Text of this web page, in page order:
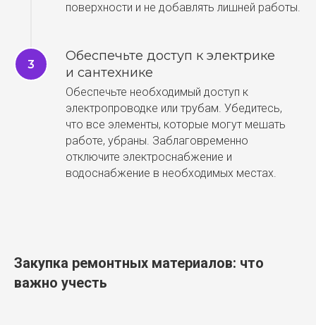
поверхности и не добавлять лишней работы.
Обеспечьте доступ к электрике
и сантехнике
Обеспечьте необходимый доступ к
электропроводке или трубам. Убедитесь,
что все элементы, которые могут мешать
работе, убраны. Заблаговременно
отключите электроснабжение и
водоснабжение в необходимых местах.
Закупка ремонтных материалов: что
важно учесть